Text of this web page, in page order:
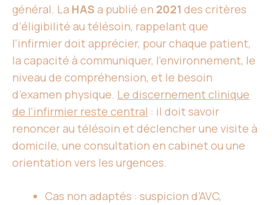
général. La HAS a publié en 2021 des critères
d’éligibilité au télésoin, rappelant que
l’infirmier doit apprécier, pour chaque patient,
la capacité à communiquer, l’environnement, le
niveau de compréhension, et le besoin
d’examen physique. Le discernement clinique
de l’infirmier reste central : il doit savoir
renoncer au télésoin et déclencher une visite à
domicile, une consultation en cabinet ou une
orientation vers les urgences.
Cas non adaptés : suspicion d’AVC,